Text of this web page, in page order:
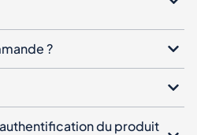
?
du produit